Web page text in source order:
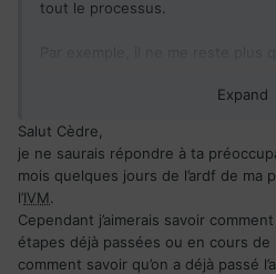
tout le processus.
Est ce qu'ils attendent que la
commencer? C'est la question
cool en ce moment.
Expand
Salut Cèdre,
je ne saurais répondre à ta
mois quelques jours de l’ardf de
l’IVM.
Cependant j’aimerais savoir
étapes déjà passées ou en cours de
comment savoir qu’on a déjà passé